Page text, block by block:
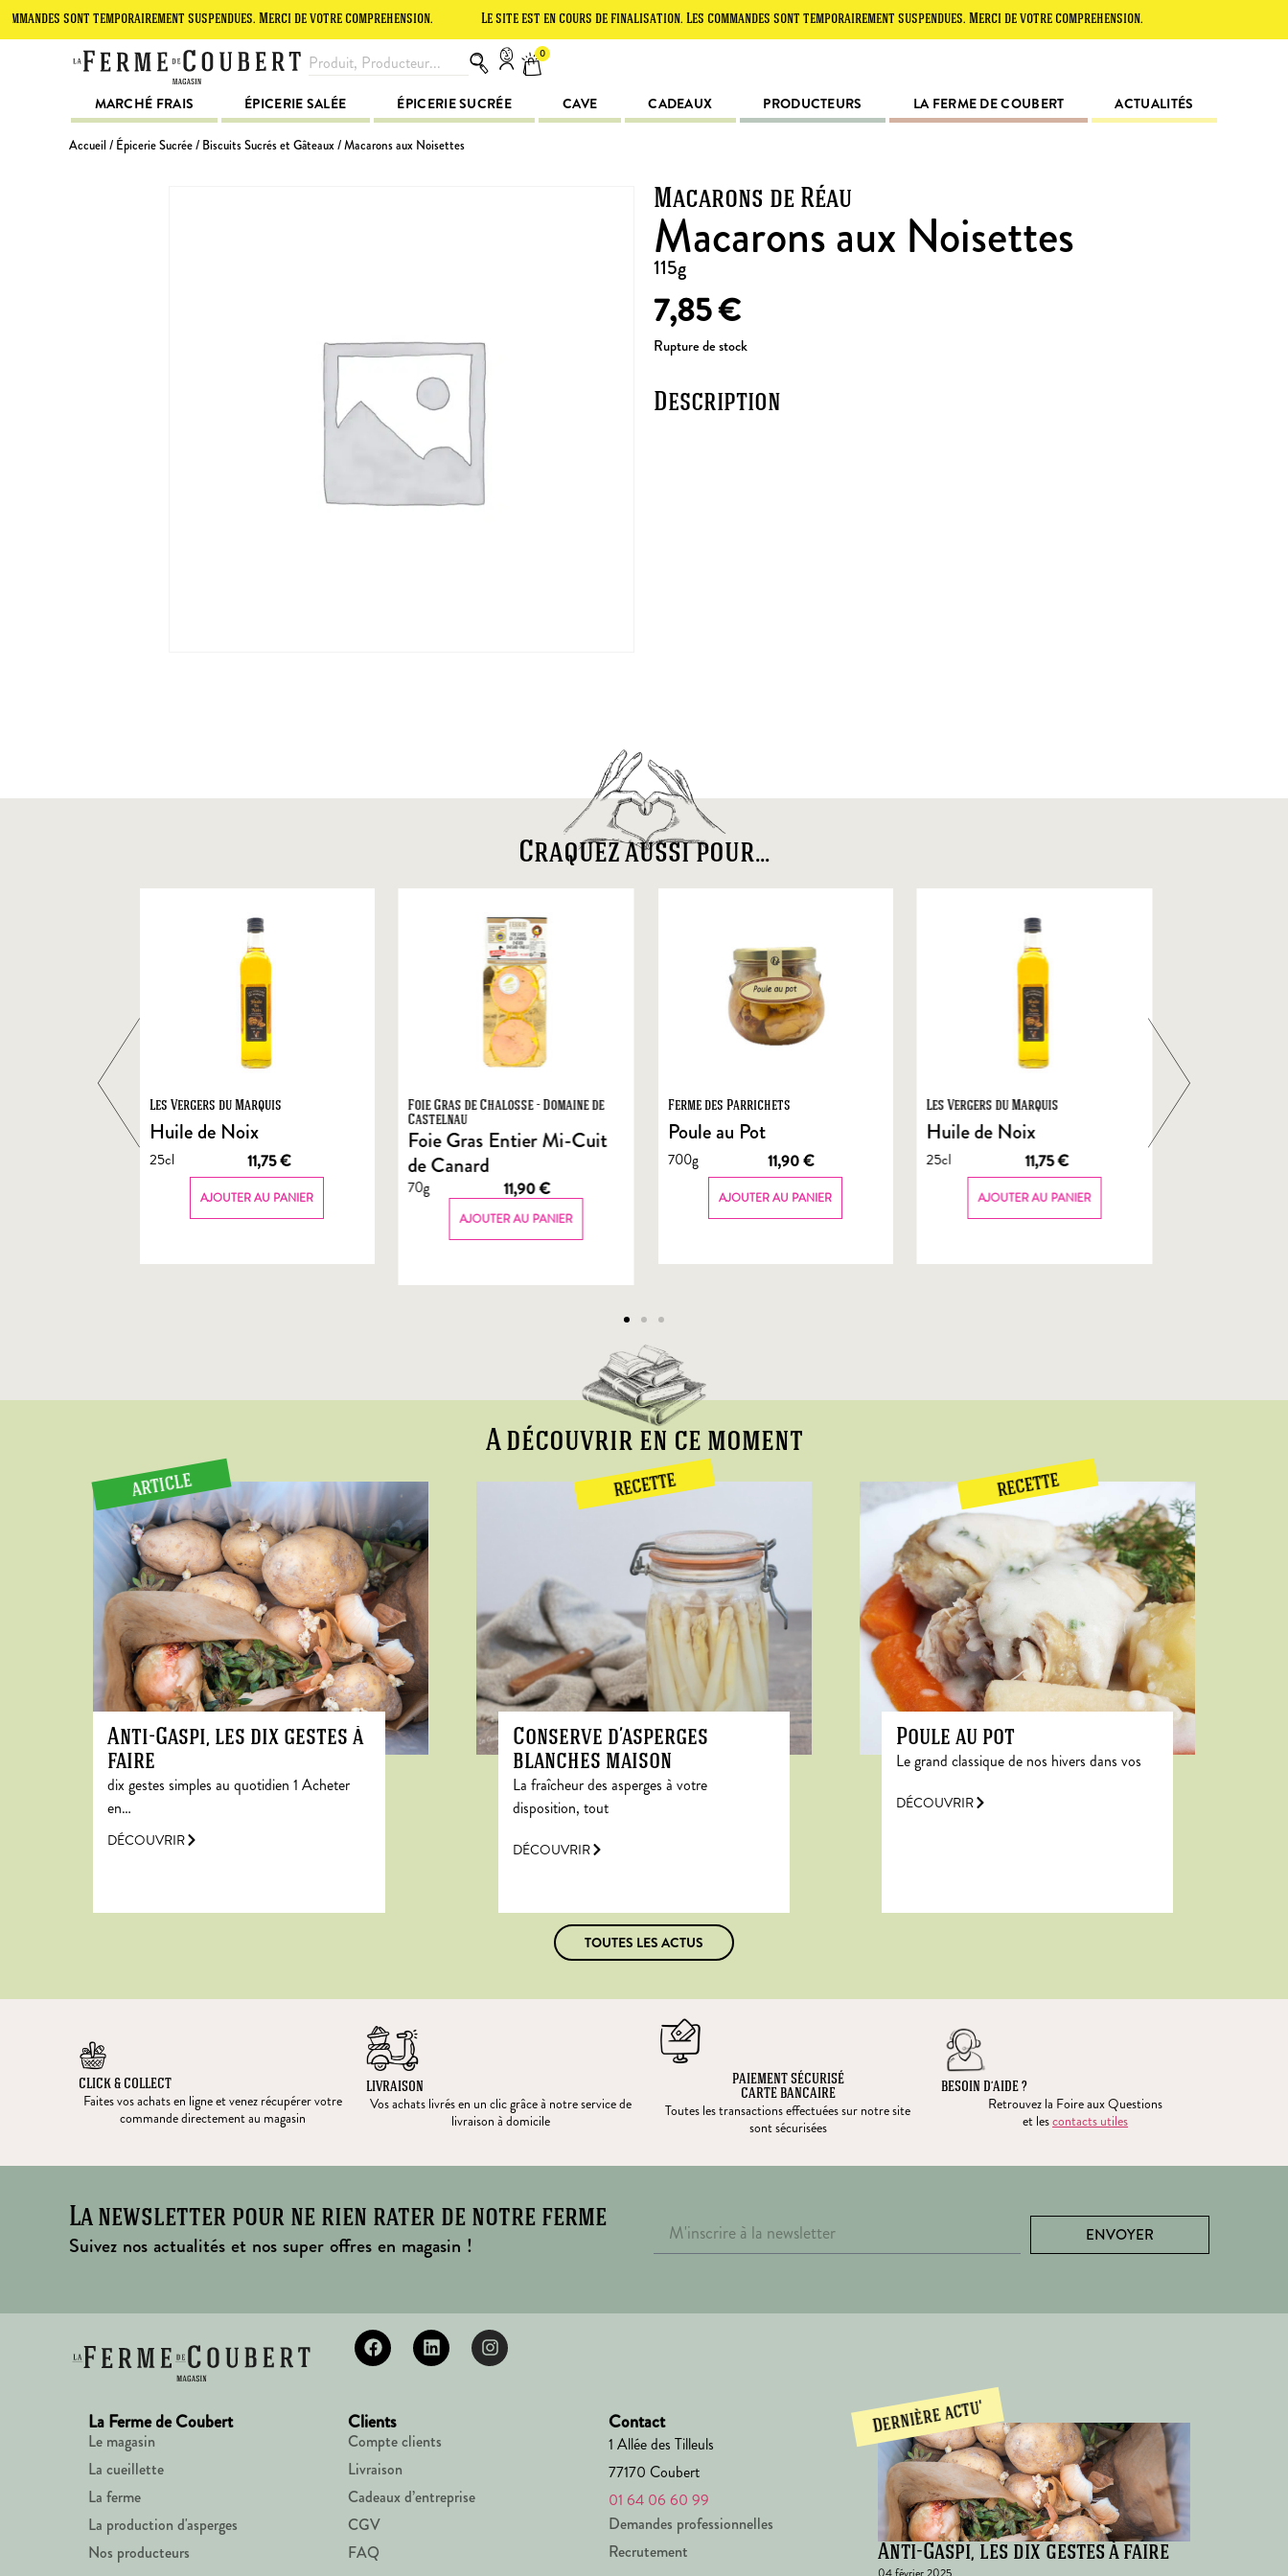
sont temporairement suspendues. Merci de votre compréhension. Le site est en cours de finalisation. Les commandes sont temporairement suspendues. Merci de votre compréhension.
0
MARCHÉ FRAIS ÉPICERIE SALÉE ÉPICERIE SUCRÉE CAVE CADEAUX PRODUCTEURS LA FERME DE COUBERT ACTUALITÉS
Accueil / Épicerie Sucrée/ Biscuits Sucrés et Gâteaux / Macarons aux Noisettes
Macarons de Réau
Macarons aux Noisettes
115g
7,85€
Rupture de stock
Description
Craquez aussi pour...
Les Vergers du Marquis
Huile de Noix
25cl 11,75€
AJOUTER AU PANIER
Foie Gras de Chalosse - Domaine de
Castelnau
Foie Gras Entier Mi-Cuit
de Canard
70g 11,90€
AJOUTER AU PANIER
Ferme des Parrichets
Poule au Pot
700g 11,90€
AJOUTER AU PANIER
Les Vergers du Marquis
Huile de Noix
25cl 11,75€
AJOUTER AU PANIER
A découvrir en ce moment
ARTICLE
Anti-Gaspi, les dix gestes à
faire
dix gestes simples au quotidien 1 Acheter
en…
DÉCOUVRIR
RECETTE
Conserve d’asperges
blanches maison
La fraîcheur des asperges à votre
disposition, tout
DÉCOUVRIR
RECETTE
Poule au pot
Le grand classique de nos hivers dans vos
DÉCOUVRIR
TOUTES LES ACTUS
CLICK & COLLECT
Faites vos achats en ligne et venez récupérer votre
commande directement au magasin
LIVRAISON
Vos achats livrés en un clic grâce à notre service de
livraison à domicile
PAIEMENT SÉCURISÉ
CARTE BANCAIRE
Toutes les transactions effectuées sur notre site
sont sécurisées
BESOIN D’AIDE ?
Retrouvez la Foire aux Questions
et lescontacts utiles
La newsletter pour ne rien rater de notre ferme
Suivez nos actualités et nos super offres en magasin !
ENVOYER
La Ferme de Coubert
Le magasin
La cueillette
La ferme
La production d'asperges
Nos producteurs
Clients
Compte clients
Livraison
Cadeaux d’entreprise
CGV
FAQ
Contact
1 Allée des Tilleuls
77170 Coubert
01 64 06 60 99
Demandes professionnelles
Recrutement
Anti-Gaspi, les dix gestes à faire
Dernière actu'